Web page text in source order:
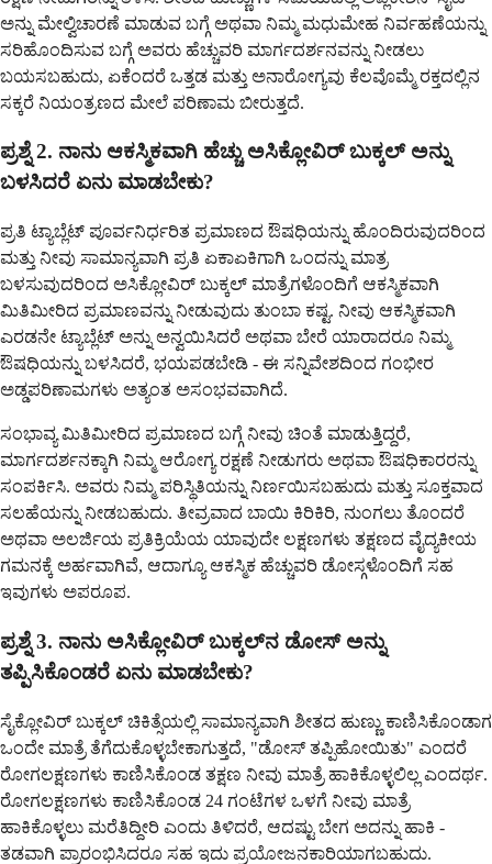
ಅನ್ನು ಮೇಲ್ವಿಚಾರಣೆ ಮಾಡುವ ಬಗ್ಗೆ ಅಥವಾ ನಿಮ್ಮ ಮಧುಮೇಹ ನಿರ್ವಹಣೆಯನ್ನು
ಸರಿಹೊಂದಿಸುವ ಬಗ್ಗೆ ಅವರು ಹೆಚ್ಚುವರಿ ಮಾರ್ಗದರ್ಶನವನ್ನು ನೀಡಲು
ಬಯಸಬಹುದು, ಏಕೆಂದರೆ ಒತ್ತಡ ಮತ್ತು ಅನಾರೋಗ್ಯವು ಕೆಲವೊಮ್ಮೆ ರಕ್ತದಲ್ಲಿನ
ಸಕ್ಕರೆ ನಿಯಂತ್ರಣದ ಮೇಲೆ ಪರಿಣಾಮ ಬೀರುತ್ತದೆ.
ಪ್ರಶ್ನೆ 2. ನಾನು ಆಕಸ್ಮಿಕವಾಗಿ ಹೆಚ್ಚು ಅಸಿಕ್ಲೋವಿರ್ ಬುಕ್ಕಲ್ ಅನ್ನು
ಬಳಸಿದರೆ ಏನು ಮಾಡಬೇಕು?
ಪ್ರತಿ ಟ್ಯಾಬ್ಲೆಟ್ ಪೂರ್ವನಿರ್ಧರಿತ ಪ್ರಮಾಣದ ಔಷಧಿಯನ್ನು ಹೊಂದಿರುವುದರಿಂದ
ಮತ್ತು ನೀವು ಸಾಮಾನ್ಯವಾಗಿ ಪ್ರತಿ ಏಕಾಏಕಿಗಾಗಿ ಒಂದನ್ನು ಮಾತ್ರ
ಬಳಸುವುದರಿಂದ ಅಸಿಕ್ಲೋವಿರ್ ಬುಕ್ಕಲ್ ಮಾತ್ರೆಗಳೊಂದಿಗೆ ಆಕಸ್ಮಿಕವಾಗಿ
ಮಿತಿಮೀರಿದ ಪ್ರಮಾಣವನ್ನು ನೀಡುವುದು ತುಂಬಾ ಕಷ್ಟ. ನೀವು ಆಕಸ್ಮಿಕವಾಗಿ
ಎರಡನೇ ಟ್ಯಾಬ್ಲೆಟ್ ಅನ್ನು ಅನ್ವಯಿಸಿದರೆ ಅಥವಾ ಬೇರೆ ಯಾರಾದರೂ ನಿಮ್ಮ
ಔಷಧಿಯನ್ನು ಬಳಸಿದರೆ, ಭಯಪಡಬೇಡಿ - ಈ ಸನ್ನಿವೇಶದಿಂದ ಗಂಭೀರ
ಅಡ್ಡಪರಿಣಾಮಗಳು ಅತ್ಯಂತ ಅಸಂಭವವಾಗಿದೆ.
ಸಂಭಾವ್ಯ ಮಿತಿಮೀರಿದ ಪ್ರಮಾಣದ ಬಗ್ಗೆ ನೀವು ಚಿಂತೆ ಮಾಡುತ್ತಿದ್ದರೆ,
ಮಾರ್ಗದರ್ಶನಕ್ಕಾಗಿ ನಿಮ್ಮ ಆರೋಗ್ಯ ರಕ್ಷಣೆ ನೀಡುಗರು ಅಥವಾ ಔಷಧಿಕಾರರನ್ನು
ಸಂಪರ್ಕಿಸಿ. ಅವರು ನಿಮ್ಮ ಪರಿಸ್ಥಿತಿಯನ್ನು ನಿರ್ಣಯಿಸಬಹುದು ಮತ್ತು ಸೂಕ್ತವಾದ
ಸಲಹೆಯನ್ನು ನೀಡಬಹುದು. ತೀವ್ರವಾದ ಬಾಯಿ ಕಿರಿಕಿರಿ, ನುಂಗಲು ತೊಂದರೆ
ಅಥವಾ ಅಲರ್ಜಿಯ ಪ್ರತಿಕ್ರಿಯೆಯ ಯಾವುದೇ ಲಕ್ಷಣಗಳು ತಕ್ಷಣದ ವೈದ್ಯಕೀಯ
ಗಮನಕ್ಕೆ ಅರ್ಹವಾಗಿವೆ, ಆದಾಗ್ಯೂ ಆಕಸ್ಮಿಕ ಹೆಚ್ಚುವರಿ ಡೋಸ್ಗಳೊಂದಿಗೆ ಸಹ
ಇವುಗಳು ಅಪರೂಪ.
ಪ್ರಶ್ನೆ 3. ನಾನು ಅಸಿಕ್ಲೋವಿರ್ ಬುಕ್ಕಲ್‌ನ ಡೋಸ್ ಅನ್ನು
ತಪ್ಪಿಸಿಕೊಂಡರೆ ಏನು ಮಾಡಬೇಕು?
ಸೈಕ್ಲೋವಿರ್ ಬುಕ್ಕಲ್ ಚಿಕಿತ್ಸೆಯಲ್ಲಿ ಸಾಮಾನ್ಯವಾಗಿ ಶೀತದ ಹುಣ್ಣು ಕಾಣಿಸಿಕೊಂಡಾಗ
ಒಂದೇ ಮಾತ್ರೆ ತೆಗೆದುಕೊಳ್ಳಬೇಕಾಗುತ್ತದೆ, "ಡೋಸ್ ತಪ್ಪಿಹೋಯಿತು" ಎಂದರೆ
ರೋಗಲಕ್ಷಣಗಳು ಕಾಣಿಸಿಕೊಂಡ ತಕ್ಷಣ ನೀವು ಮಾತ್ರೆ ಹಾಕಿಕೊಳ್ಳಲಿಲ್ಲ ಎಂದರ್ಥ.
ರೋಗಲಕ್ಷಣಗಳು ಕಾಣಿಸಿಕೊಂಡ 24 ಗಂಟೆಗಳ ಒಳಗೆ ನೀವು ಮಾತ್ರೆ
ಹಾಕಿಕೊಳ್ಳಲು ಮರೆತಿದ್ದೀರಿ ಎಂದು ತಿಳಿದರೆ, ಆದಷ್ಟು ಬೇಗ ಅದನ್ನು ಹಾಕಿ -
ತಡವಾಗಿ ಪ್ರಾರಂಭಿಸಿದರೂ ಸಹ ಇದು ಪ್ರಯೋಜನಕಾರಿಯಾಗಬಹುದು.